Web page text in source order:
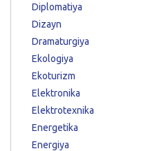
Diplomatiya
Dizayn
Dramaturgiya
Ekologiya
Ekoturizm
Elektronika
Elektrotexnika
Energetika
Energiya